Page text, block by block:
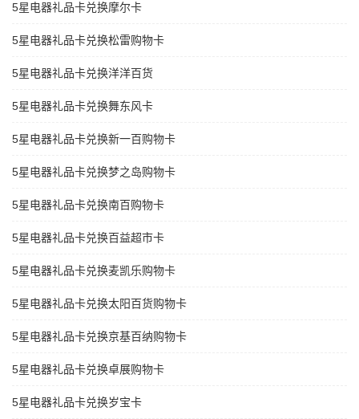
5星电器礼品卡兑换摩尔卡
5星电器礼品卡兑换松雷购物卡
5星电器礼品卡兑换洋洋百货
5星电器礼品卡兑换舞东风卡
5星电器礼品卡兑换新一百购物卡
5星电器礼品卡兑换梦之岛购物卡
5星电器礼品卡兑换南百购物卡
5星电器礼品卡兑换百益超市卡
5星电器礼品卡兑换麦凯乐购物卡
5星电器礼品卡兑换太阳百货购物卡
5星电器礼品卡兑换京基百纳购物卡
5星电器礼品卡兑换卓展购物卡
5星电器礼品卡兑换岁宝卡